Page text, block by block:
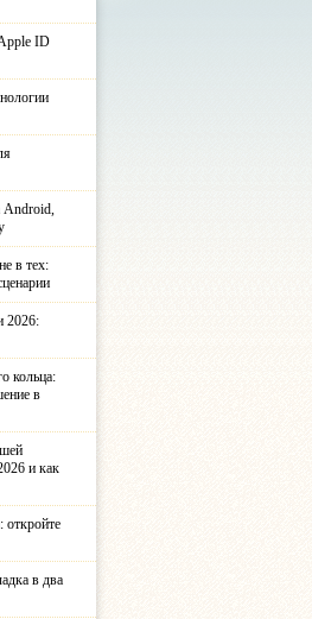
ID
Android,
в тех:
2026:
кольца:
в
и как
в два